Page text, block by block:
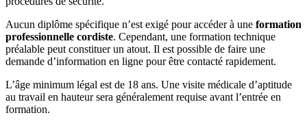
Aucun diplôme spécifique n’est exigé pour accéder à une formation
professionnelle cordiste. Cependant, une formation technique
préalable peut constituer un atout. Il est possible de faire une
demande d’information en ligne pour être contacté rapidement.
L’âge minimum légal est de 18 ans. Une visite médicale d’aptitude
au travail en hauteur sera généralement requise avant l’entrée en
formation.